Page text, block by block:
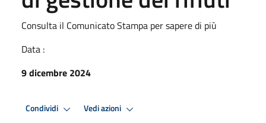
Consulta il Comunicato Stampa per sapere di più
Data :
9 dicembre 2024
Condividi Vedi azioni